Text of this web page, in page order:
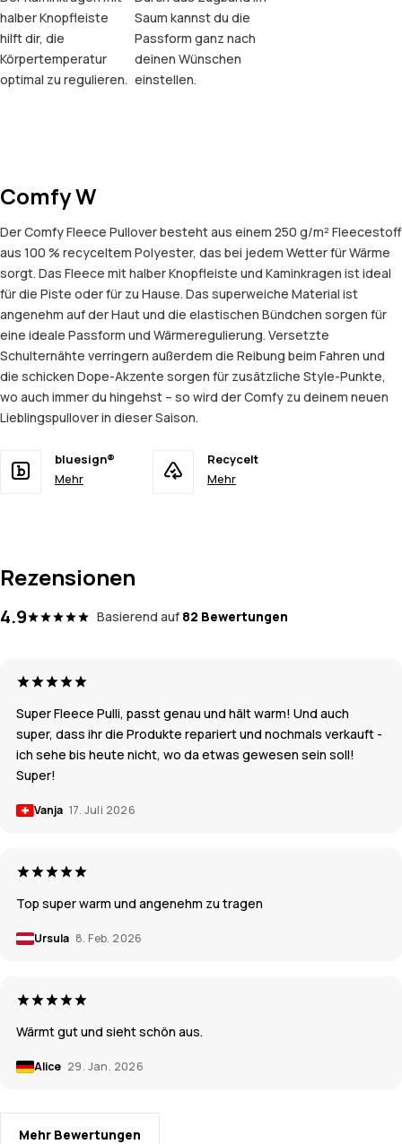
halber Knopfleiste
hilft dir, die
Körpertemperatur
optimal zu regulieren.
Saum kannst du die
Passform ganz nach
deinen Wünschen
einstellen.
Comfy W
Der Comfy Fleece Pullover besteht aus einem 250 g/m² Fleecestoff
aus 100 % recyceltem Polyester, das bei jedem Wetter für Wärme
sorgt. Das Fleece mit halber Knopfleiste und Kaminkragen ist ideal
für die Piste oder für zu Hause. Das superweiche Material ist
angenehm auf der Haut und die elastischen Bündchen sorgen für
eine ideale Passform und Wärmeregulierung. Versetzte
Schulternähte verringern außerdem die Reibung beim Fahren und
die schicken Dope-Akzente sorgen für zusätzliche Style-Punkte,
wo auch immer du hingehst – so wird der Comfy zu deinem neuen
Lieblingspullover in dieser Saison.
bluesign®
Mehr
Recycelt
Mehr
Rezensionen
4.9 Basierend auf 82 Bewertungen
Super Fleece Pulli, passt genau und hält warm! Und auch
super, dass ihr die Produkte repariert und nochmals verkauft -
ich sehe bis heute nicht, wo da etwas gewesen sein soll!
Super!
Vanja 17. Juli 2026
Top super warm und angenehm zu tragen
Ursula 8. Feb. 2026
Wärmt gut und sieht schön aus.
Alice 29. Jan. 2026
Mehr Bewertungen